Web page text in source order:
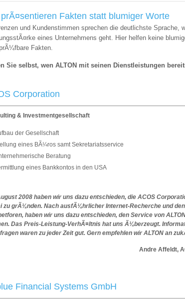
Fakten statt blumiger Worte
und Kundenstimmen sprechen die deutlichste Sprache,
eines Unternehmens geht. Hier helfen keine
Fakten.
Sie selbst, wen ALTON mit seinen Dienstleistungen
Corporation
& Investmentgesellschaft
der Gesellschaft
eines BÃ¼ros samt Sekretariatsservice
Beratung
eines Bankkontos in den USA
2008 haben wir uns dazu entschieden, die ACOS
zu grÃ¼nden. Nach ausfÃ¼hrlicher Internet-Recherche und
haben wir uns dazu entschieden, den Service von
Das Preis-Leistung-VerhÃ¤ltnis hat uns Ã¼berzeugt.
waren zu jeder Zeit gut. Gern empfehlen wir ALTON an
Affeldt, ACOS
Financial Systems GmbH